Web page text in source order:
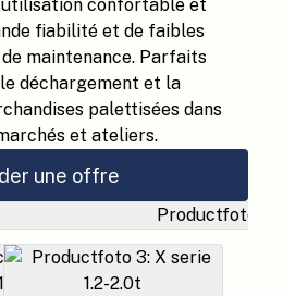
confortable et
fiabilité et de faibles
maintenance. Parfaits
déchargement et la
palettisées dans
et ateliers.
une offre